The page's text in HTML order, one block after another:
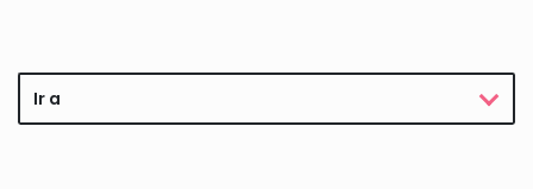
Ir a